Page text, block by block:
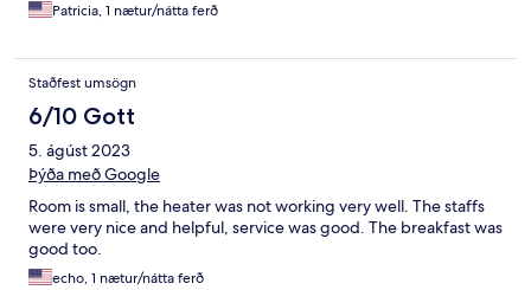
Patricia, 1 nætur/nátta ferð
Staðfest umsögn
6/10 Gott
5. ágúst 2023
Þýða með Google
Room is small, the heater was not working very well. The staffs
were very nice and helpful, service was good. The breakfast was
good too.
echo, 1 nætur/nátta ferð